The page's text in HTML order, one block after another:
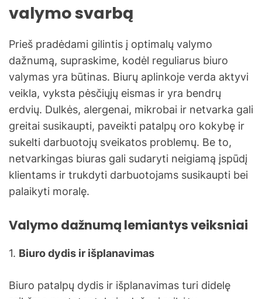
valymo svarbą
Prieš pradėdami gilintis į optimalų valymo
dažnumą, supraskime, kodėl reguliarus biuro
valymas yra būtinas. Biurų aplinkoje verda aktyvi
veikla, vyksta pėsčiųjų eismas ir yra bendrų
erdvių. Dulkės, alergenai, mikrobai ir netvarka gali
greitai susikaupti, paveikti patalpų oro kokybę ir
sukelti darbuotojų sveikatos problemų. Be to,
netvarkingas biuras gali sudaryti neigiamą įspūdį
klientams ir trukdyti darbuotojams susikaupti bei
palaikyti moralę.
Valymo dažnumą lemiantys veiksniai
1. Biuro dydis ir išplanavimas
Biuro patalpų dydis ir išplanavimas turi didelę